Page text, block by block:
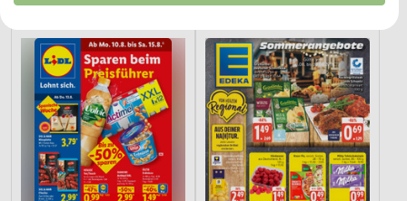
Website/App.
Partnerliste anzeigen (1 IAB-Anbieter)
Wir nutzen Ihre Daten für folgende Zwecke:
IAB-Verarbeitungszwecke:
Speichern von oder Zugriff auf Informationen
auf einem Endgerät
Verwendung reduzierter Daten zur Auswahl von